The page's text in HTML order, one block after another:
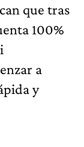
que tras
100%
a
y